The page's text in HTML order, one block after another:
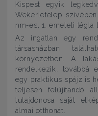
Kispest egyik
Wekerletelep
nm-es, 1. emeleti tégla
Az ingatlan egy
társasházban
környezetben. A
rendelkezik, továbbá
egy praktikus spájz is
teljesen felújítandó
tulajdonosa saját
álmai otthonát.